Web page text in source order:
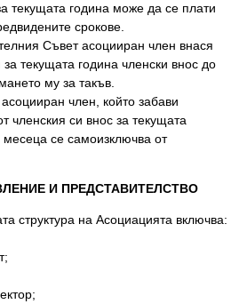
текущата година може да се плати
срокове.
Съвет асоцииран член внася
текущата година членски внос до
му за такъв.
член, който забави
членския си внос за текущата
месеца се самоизключва от
И ПРЕДСТАВИТЕЛСТВО
структура на Асоциацията включва: